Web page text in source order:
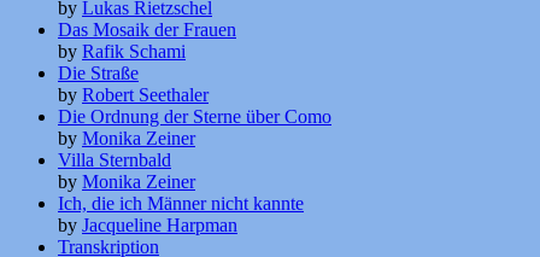
by Lukas Rietzschel
Das Mosaik der Frauen
by Rafik Schami
Die Straße
by Robert Seethaler
Die Ordnung der Sterne über Como
by Monika Zeiner
Villa Sternbald
by Monika Zeiner
Ich, die ich Männer nicht kannte
by Jacqueline Harpman
Transkription